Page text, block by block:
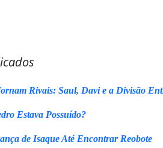
Rivais: Saul, Davi e a Divisão
Estava Possuído?
de Isaque Até Encontrar Reobote